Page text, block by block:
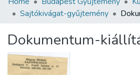
Statistics
About us
Sajtókivágat-gyűjtemény
Dokumentum-